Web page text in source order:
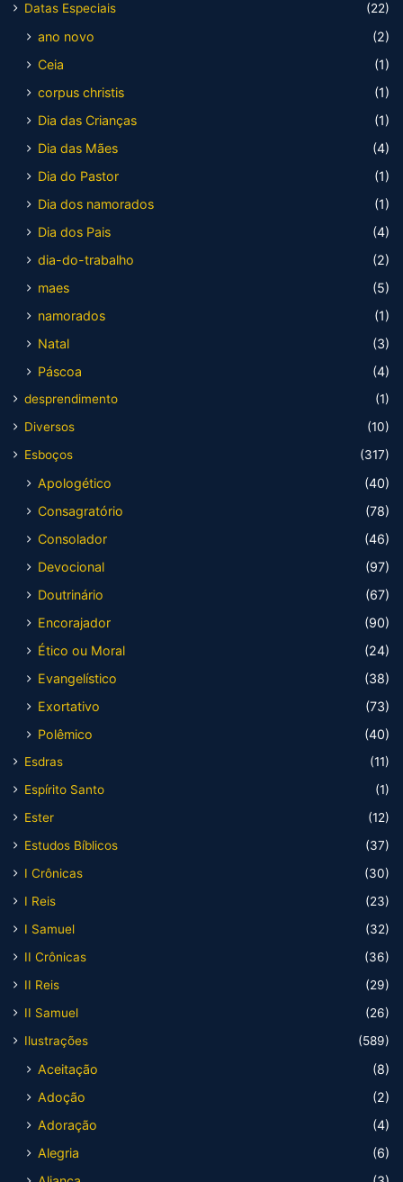
Datas Especiais
(22)
ano novo
(2)
Ceia
(1)
corpus christis
(1)
Dia das Crianças
(1)
Dia das Mães
(4)
Dia do Pastor
(1)
Dia dos namorados
(1)
Dia dos Pais
(4)
dia-do-trabalho
(2)
maes
(5)
namorados
(1)
Natal
(3)
Páscoa
(4)
desprendimento
(1)
Diversos
(10)
Esboços
(317)
Apologético
(40)
Consagratório
(78)
Consolador
(46)
Devocional
(97)
Doutrinário
(67)
Encorajador
(90)
Ético ou Moral
(24)
Evangelístico
(38)
Exortativo
(73)
Polêmico
(40)
Esdras
(11)
Espírito Santo
(1)
Ester
(12)
Estudos Bíblicos
(37)
I Crônicas
(30)
I Reis
(23)
I Samuel
(32)
II Crônicas
(36)
II Reis
(29)
II Samuel
(26)
Ilustrações
(589)
Aceitação
(8)
Adoção
(2)
Adoração
(4)
Alegria
(6)